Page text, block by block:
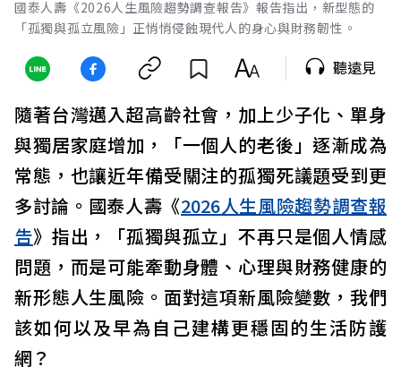
國泰人壽《2026人生風險趨勢調查報告》報告指出，新型態的
「孤獨與孤立風險」正悄悄侵蝕現代人的身心與財務韌性。
聽遠見
隨著台灣邁入超高齡社會，加上少子化、單身
與獨居家庭增加，「一個人的老後」逐漸成為
常態，也讓近年備受關注的孤獨死議題受到更
多討論。國泰人壽《2026人生風險趨勢調查報
告》指出，「孤獨與孤立」不再只是個人情感
問題，而是可能牽動身體、心理與財務健康的
新形態人生風險。面對這項新風險變數，我們
該如何以及早為自己建構更穩固的生活防護
網？